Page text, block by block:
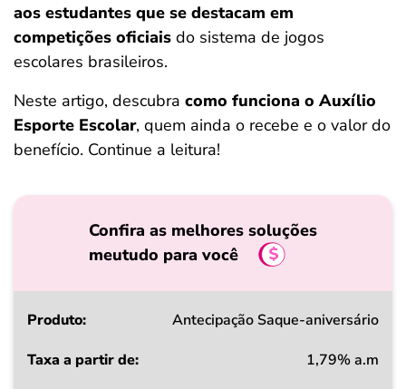
aos estudantes que se destacam em
competições oficiais do sistema de jogos
escolares brasileiros.
Neste artigo, descubra como funciona o Auxílio
Esporte Escolar, quem ainda o recebe e o valor do
benefício. Continue a leitura!
Confira as melhores soluções
meutudo para você
Produto
Antecipação Saque-aniversário
1,79% a.m